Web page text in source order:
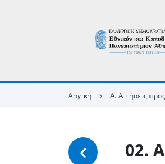
Αρχική chevron_right Α. Αιτήσεις
keyboard_arrow_left 02.